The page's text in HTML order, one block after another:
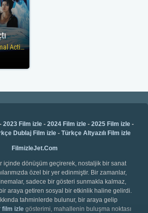
30 Nights of Paranormal Activity with the Devil
2023 Film izle- 2024 Film izle- 2025 Film izle-
Dublaj Film izle - Türkçe Altyazılı Film izle
FilmizleJet.Com
içinde dönüşüm geçirerek, nostaljik bir sanat
özel bir yer edinmiştir. Bir zamanlar,
sadece bir gösteri sunmakla kalmaz,
araya getiren sosyal bir etkinlik haline gelirdi.
tahminlerde bulunur, bir araya gelip
film izle gösterimi, mahallenin buluşma noktası